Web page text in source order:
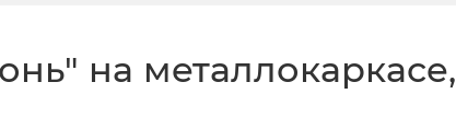
на металлокаркасе,